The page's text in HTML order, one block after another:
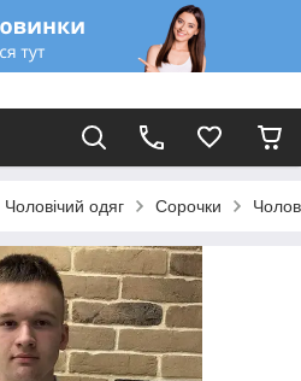
Чоловічий одяг Сорочки